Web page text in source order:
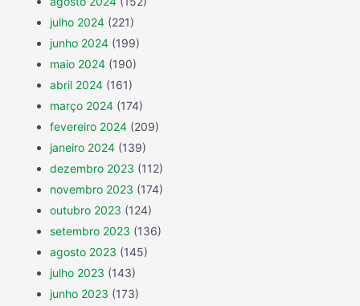
julho 2024 (221)
junho 2024 (199)
maio 2024 (190)
abril 2024 (161)
março 2024 (174)
fevereiro 2024 (209)
janeiro 2024 (139)
dezembro 2023 (112)
novembro 2023 (174)
outubro 2023 (124)
setembro 2023 (136)
agosto 2023 (145)
julho 2023 (143)
junho 2023 (173)